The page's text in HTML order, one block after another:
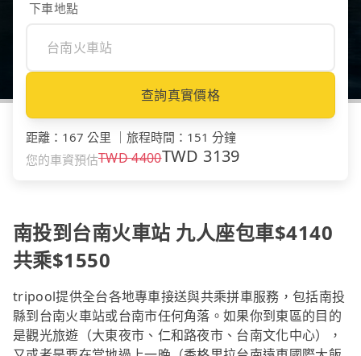
下車地點
查詢真實價格
距離 ： 167 公里 旅程時間 ： 151 分鐘
您的車資預估TWD4400TWD 3139
南投到台南火車站 九人座包車$4140
共乘$1550
tripool提供全台各地專車接送與共乘拼車服務，包括南投
縣到台南火車站或台南市任何角落。如果你到東區的目的
是觀光旅遊（大東夜市、仁和路夜市、台南文化中心），